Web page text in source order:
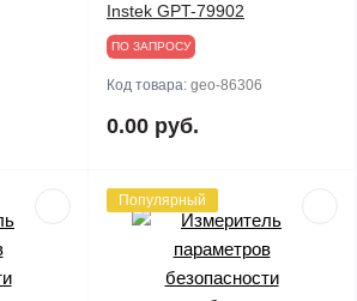
Instek GPT-79902
ПО ЗАПРОСУ
Код товара: geo-86306
0.00 руб.
Популярный